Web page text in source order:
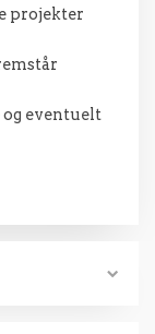
projekter
og eventuelt